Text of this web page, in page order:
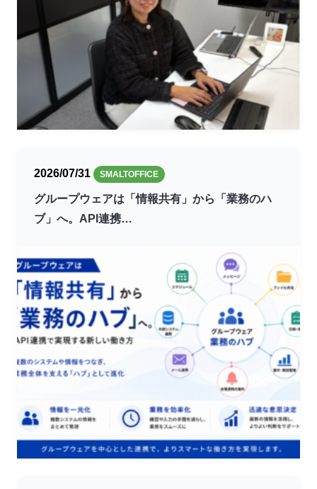
2026/07/31 SMALTOFFICE
グループウェアは「情報共有」から「業務のハ
ブ」へ。API連携…